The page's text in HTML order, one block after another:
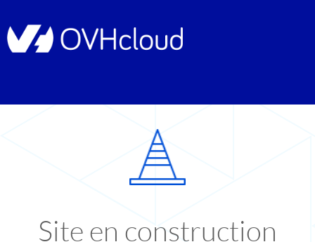
Site en construction